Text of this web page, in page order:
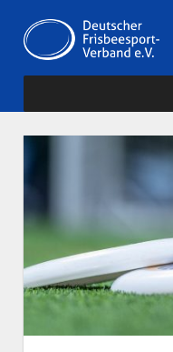
Inhalt
springen